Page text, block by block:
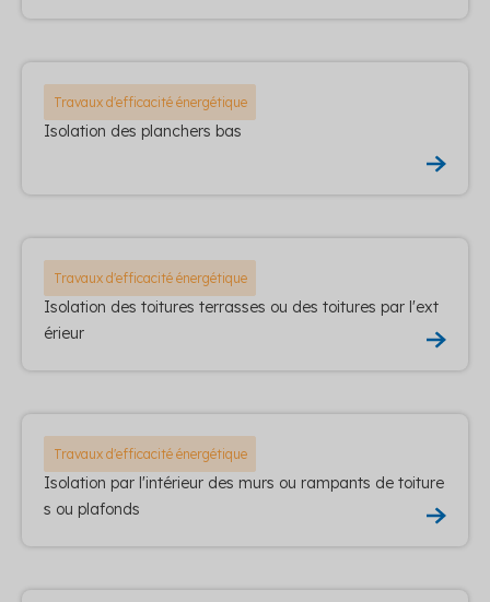
Travaux d'efficacité énergétique
Isolation des planchers bas
Travaux d'efficacité énergétique
Isolation des toitures terrasses ou des toitures par l'ext
érieur
Travaux d'efficacité énergétique
Isolation par l'intérieur des murs ou rampants de toiture
s ou plafonds